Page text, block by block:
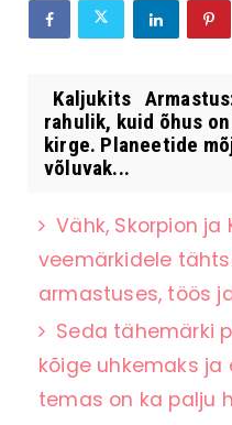
Kaljukits
rahulik, kuid õhus
kirge. Planeetide
võluvak...
Vähk, Skorpion
veemärkidele
armastuses, töös
Seda tähemärki
kõige uhkemaks ja
temas on ka palju